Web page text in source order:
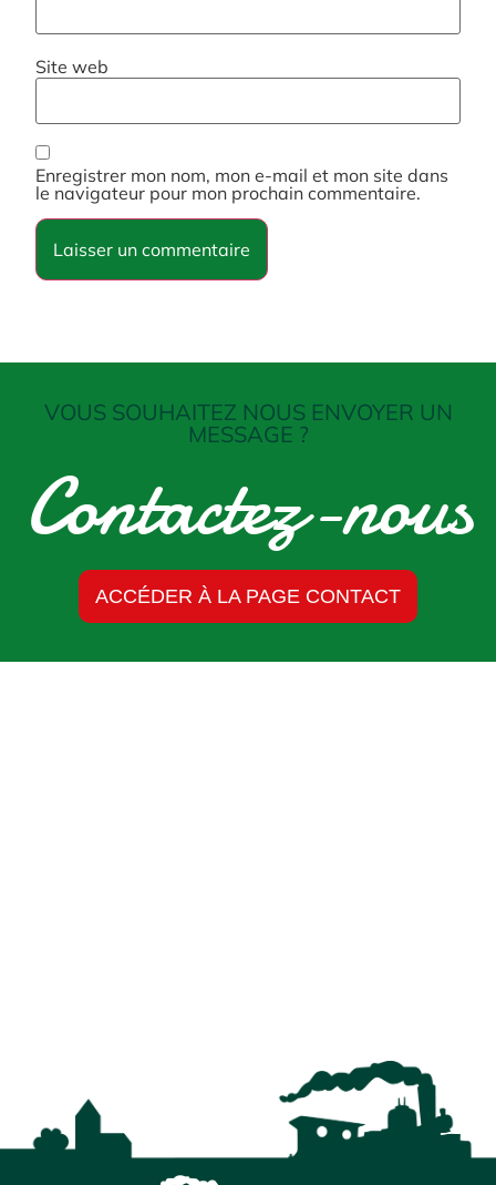
Site web
Enregistrer mon nom, mon e-mail et mon site dans
le navigateur pour mon prochain commentaire.
VOUS SOUHAITEZ NOUS ENVOYER UN
MESSAGE ?
Contactez-nous
ACCÉDER À LA PAGE CONTACT